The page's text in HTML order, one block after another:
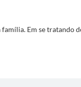
Em se tratando